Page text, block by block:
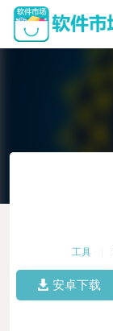
工具
安卓下载